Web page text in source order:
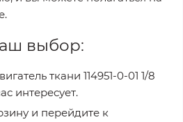
выбор:
ткани 114951-0-01 1/8
интересует.
и перейдите к